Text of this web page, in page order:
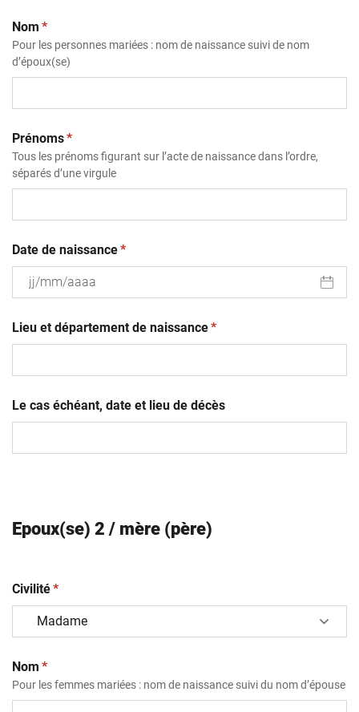
Nom (obligatoire)
*
Pour les personnes mariées : nom de naissance suivi de nom
d’époux(se)
Prénoms(obligatoire)
*
Tous les prénoms figurant sur l’acte de naissance dans l’ordre,
séparés d’une virgule
Date de naissance(obligatoire)
*
slash
MM
Lieu et département de naissance(obligatoire)
*
Le cas échéant, date et lieu de décès
Epoux(se) 2 / mère (père)
Civilité(obligatoire)
*
Nom (obligatoire)
*
Pour les femmes mariées : nom de naissance suivi du nom d’épouse